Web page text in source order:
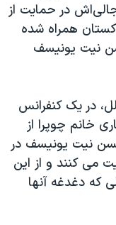
در حمایت از
همراه شده
نیت یونیسف
در یک کنفرانس
خانم چوپرا از
نیت یونیسف در
می کنند و از این
که دغدغه آنها